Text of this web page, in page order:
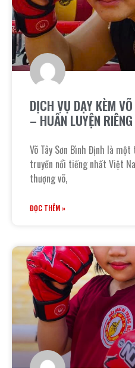
DỊCH VỤ DẠY KÈM
– HUẤN LUYỆN
Võ Tây Sơn Bình Định là
truyền nổi tiếng nhất Việt
thượng võ,
ĐỌC THÊM »